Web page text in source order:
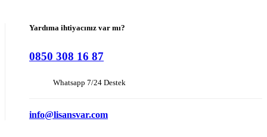
Yardıma ihtiyacınız var mı?
0850 308 16 87
Whatsapp 7/24 Destek
info@lisansvar.com